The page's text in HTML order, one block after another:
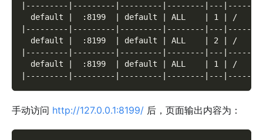
|---------|---------|---------|--------|---
default |  :8199  | default | ALL    | 1 | /
|---------|---------|---------|--------|---
default |  :8199  | default | ALL    | 2 | /
|---------|---------|---------|--------|---
default |  :8199  | default | ALL    | 1 | /
|---------|---------|---------|--------|---
手动访问 http://127.0.0.1:8199/ 后，页面输出内容为：